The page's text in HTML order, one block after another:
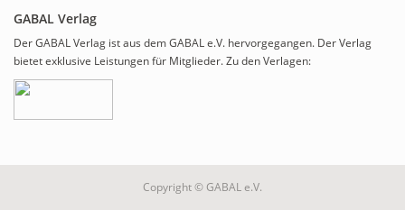
GABAL Verlag
Der GABAL Verlag ist aus dem GABAL e.V. hervorgegangen. Der Verlag
bietet exklusive Leistungen für Mitglieder. Zu den Verlagen:
Copyright © GABAL e.V.